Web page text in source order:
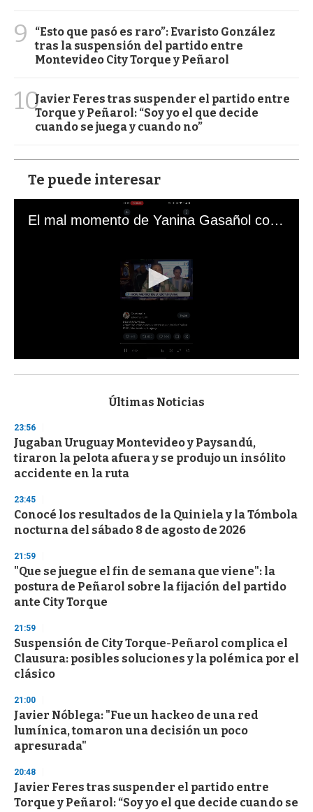
9
“Esto que pasó es raro”: Evaristo González
tras la suspensión del partido entre
Montevideo City Torque y Peñarol
10Javier Feres tras suspender el partido entre
Torque y Peñarol: “Soy yo el que decide
cuando se juega y cuando no”
Te puede interesar
El mal momento de Yanina Gasañol con un hincha argentino en "Subrayado"
s
d
s
o
f
3
s
e
c
o
d
s
Últimas Noticias
23:56
Jugaban Uruguay Montevideo y Paysandú,
tiraron la pelota afuera y se produjo un insólito
accidente en la ruta
23:45
Conocé los resultados de la Quiniela y la Tómbola
nocturna del sábado 8 de agosto de 2026
21:59
"Que se juegue el fin de semana que viene": la
postura de Peñarol sobre la fijación del partido
ante City Torque
21:59
Suspensión de City Torque-Peñarol complica el
Clausura: posibles soluciones y la polémica por el
clásico
21:00
Javier Nóblega: "Fue un hackeo de una red
lumínica, tomaron una decisión un poco
apresurada"
20:48
Javier Feres tras suspender el partido entre
Torque y Peñarol: “Soy yo el que decide cuando se